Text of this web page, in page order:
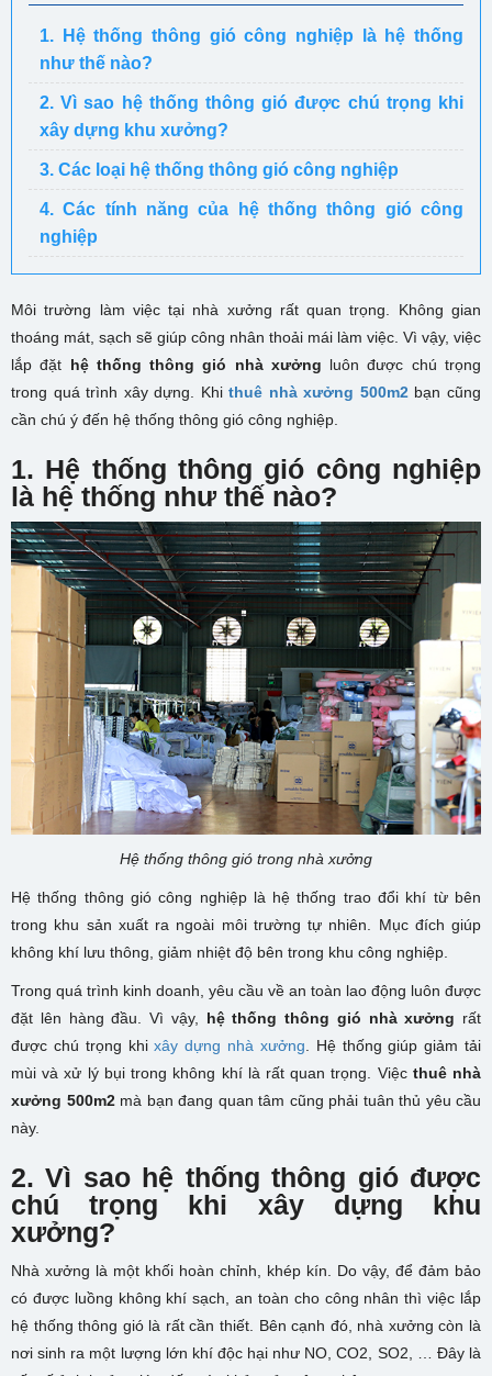
1. Hệ thống thông gió công nghiệp là hệ thống
như thế nào?
2. Vì sao hệ thống thông gió được chú trọng khi
xây dựng khu xưởng?
3. Các loại hệ thống thông gió công nghiệp
4. Các tính năng của hệ thống thông gió công
nghiệp
Môi trường làm việc tại nhà xưởng rất quan trọng. Không gian
thoáng mát, sạch sẽ giúp công nhân thoải mái làm việc. Vì vậy, việc
lắp đặt hệ thống thông gió nhà xưởng luôn được chú trọng
trong quá trình xây dựng. Khithuê nhà xưởng 500m2bạn cũng
cần chú ý đến hệ thống thông gió công nghiệp.
1. Hệ thống thông gió công nghiệp
là hệ thống như thế nào?
Hệ thống thông gió trong nhà xưởng
Hệ thống thông gió công nghiệplà hệ thống trao đổi khí từ bên
trong khu sản xuất ra ngoài môi trường tự nhiên. Mục đích giúp
không khí lưu thông, giảm nhiệt độ bên trong khu công nghiệp.
Trong quá trình kinh doanh, yêu cầu về an toàn lao động luôn được
đặt lên hàng đầu. Vì vậy, hệ thống thông gió nhà xưởng rất
được chú trọng khixây dựng nhà xưởng. Hệ thống giúp giảm tải
mùi và xử lý bụi trong không khí là rất quan trọng. Việc thuê nhà
xưởng 500m2mà bạn đang quan tâm cũng phải tuân thủ yêu cầu
này.
2. Vì sao hệ thống thông gió được
chú trọng khi xây dựng khu
xưởng?
Nhà xưởng là một khối hoàn chỉnh, khép kín. Do vậy, để đảm bảo
có được luồng không khí sạch, an toàn cho công nhân thì việc lắp
hệ thống thông gió là rất cần thiết. Bên cạnh đó, nhà xưởng còn là
nơi sinh ra một lượng lớn khí độc hại như NO, CO2, SO2, … Đây là